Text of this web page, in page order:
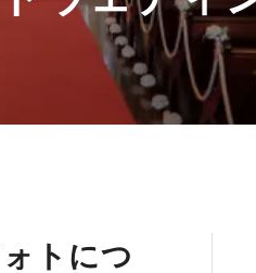
トにつ